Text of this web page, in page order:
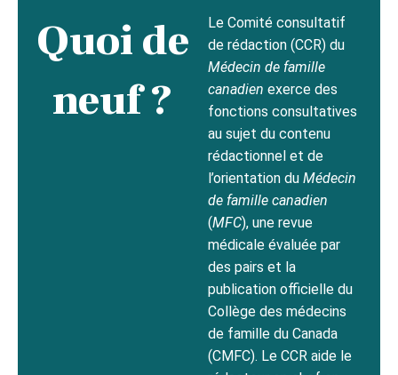
Quoi de
neuf ?
Le Comité consultatif
de rédaction (CCR) du
Médecin de famille
canadien exerce des
fonctions consultatives
au sujet du contenu
rédactionnel et de
l’orientation du Médecin
de famille canadien
(MFC), une revue
médicale évaluée par
des pairs et la
publication officielle du
Collège des médecins
de famille du Canada
(CMFC). Le CCR aide le